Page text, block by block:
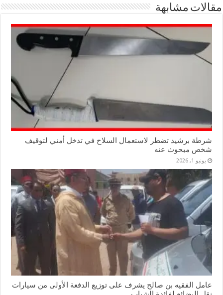
مقالات مشابهة
شرطة برشيد تضطر لاستعمال السلاح في تدخل أمني لتوقيف
شخص مبحوث عنه
يونيو 1, 2026
عامل الفقيه بن صالح يشرف على توزيع الدفعة الأولى من سيارات